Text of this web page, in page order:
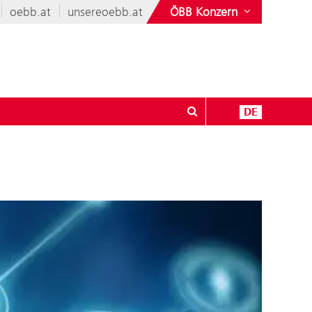
oebb.at unsereoebb.at ÖBB Konzern
DE